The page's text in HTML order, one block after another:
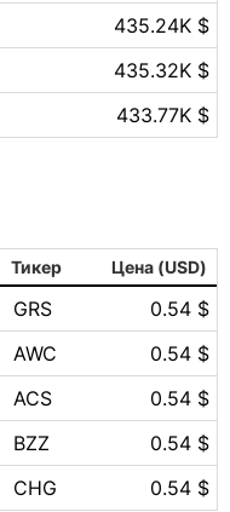
435.24K $
435.32K $
433.77K $
Тикер Цена (USD)
GRS
0.54 $
AWC
0.54 $
ACS
0.54 $
BZZ
0.54 $
CHG 0.54 $